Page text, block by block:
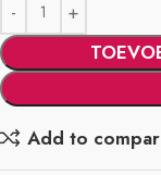
Add to